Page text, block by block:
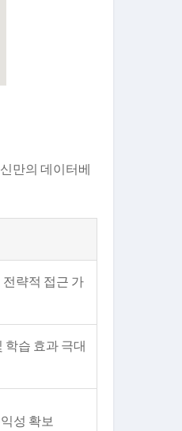
만의 데이터베
략적 접근 가
학습 효과 극대
성 확보